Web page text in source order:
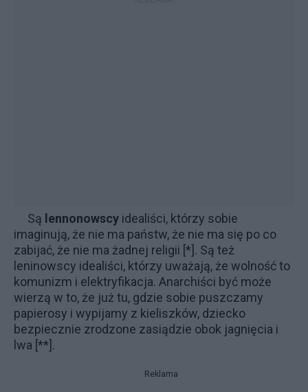
Są lennonowscy idealiści, którzy sobie
imaginują, że nie ma państw, że nie ma się po co
zabijać, że nie ma żadnej religii [*]. Są też
leninowscy idealiści, którzy uważają, że wolność to
komunizm i elektryfikacja. Anarchiści być może
wierzą w to, że już tu, gdzie sobie puszczamy
papierosy i wypijamy z kieliszków, dziecko
bezpiecznie zrodzone zasiądzie obok jagnięcia i
lwa [**].
Reklama